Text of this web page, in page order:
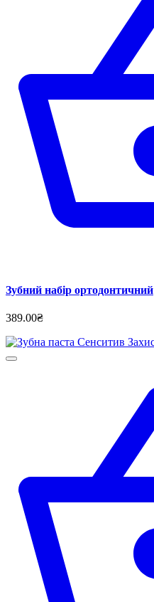
Зубний набір ортодонтичний
389.00₴